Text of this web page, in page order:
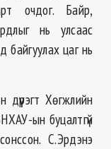
очдог. Байр,
нь улсаас
байгуулах цаг нь
Хөгжлийн
ын буцалтгүй
С.Эрдэнэ